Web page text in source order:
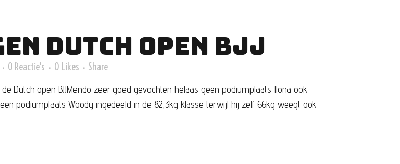
DUTCH OPEN BJJ
0 Reactie's 0 Likes Share
Dutch open BJJMendo zeer goed gevochten helaas geen podiumplaats Ilona ook
podiumplaats Woody ingedeeld in de 82,3kg klasse terwijl hij zelf 66kg weegt ook